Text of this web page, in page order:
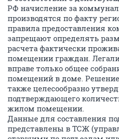
РФ начисление за
производятся по факту
правила предоставления
запрещают определять
расчета фактически
помещении граждан.
вправе только общее
помещений в доме.
также целесообразно
подтверждающего
жилом помещении.
Данные для составления
представлены в ТСЖ